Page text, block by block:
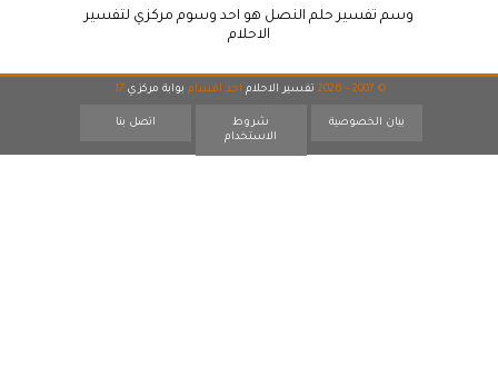
وسم تفسير حلم النصل هو احد وسوم مركزي لتفسير
الاحلام
© 2007 - 2026 تفسير الاحلام احد اقسام بوابة مركزي 17
بيان الخصوصية
شروط
الاستخدام
اتصل بنا